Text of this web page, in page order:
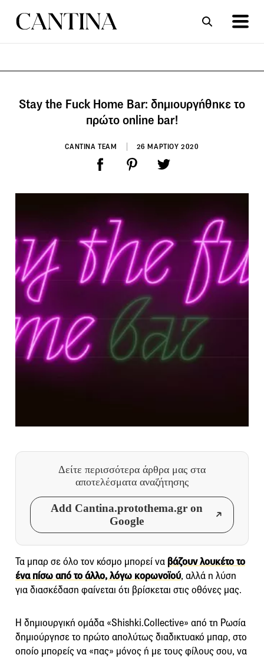
Stay the Fuck Home Bar: δημιουργήθηκε το
πρώτο online bar!
CANTINA TEAM 26 ΜΑΡΤΙΟΥ 2020
Δείτε περισσότερα άρθρα μας στα
αποτελέσματα αναζήτησης
Add Cantina.protothema.gr on
Google
Τα μπαρ σε όλο τον κόσμο μπορεί να βάζουν λουκέτο το
ένα πίσω από το άλλο, λόγω κορωνοϊού, αλλά η λύση
για διασκέδαση φαίνεται ότι βρίσκεται στις οθόνες μας.
Η δημιουργική ομάδα «Shishki.Collective» από τη Ρωσία
δημιούργησε το πρώτο απολύτως διαδικτυακό μπαρ, στο
οποίο μπορείς να «πας» μόνος ή με τους φίλους σου, να